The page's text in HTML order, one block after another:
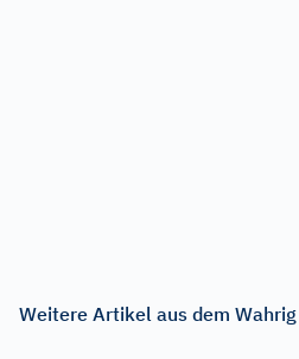
Weitere Artikel aus dem